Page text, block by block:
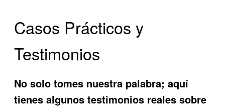
Casos Prácticos y
Testimonios
No solo tomes nuestra palabra; aquí
tienes algunos testimonios reales sobre